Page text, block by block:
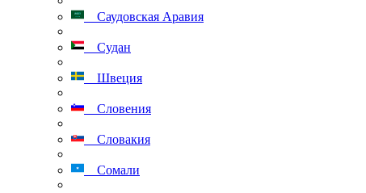
Саудовская Аравия
Судан
Швеция
Словения
Словакия
Сомали